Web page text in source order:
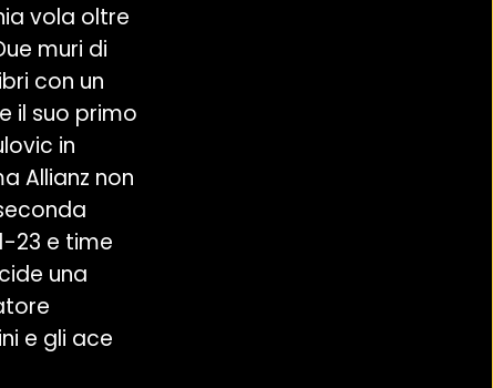
vola oltre
muri di
con un
il suo primo
in
Allianz non
23 e time
una
e gli ace